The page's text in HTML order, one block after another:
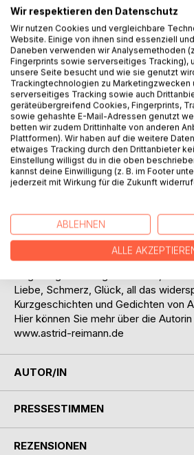
Auf die Merkliste
Titel bewerten
BESCHREIBUNG
Warum "Zurück im Fundbüro der
welches die Autorin 2004 im
längst vergriffen. Nun legt sie eine
und neuen Texten, bei dem natürlich
Eltern kommen" und "Fundbüro der
Liebe, Schmerz, Glück, all das
Kurzgeschichten und Gedichten von
Hier können Sie mehr über die
www.astrid-reimann.de
AUTOR/IN
PRESSESTIMMEN
REZENSIONEN
Wir respektieren den Datenschutz
Wir nutzen Cookies und vergleichbare
Website. Einige von ihnen sind essenziell
Daneben verwenden wir Analysemethoden
Fingerprints sowie serverseitiges Tracking),
unsere Seite besucht und wie sie genutzt
Trackingtechnologien zu Marketingzwecken
serverseitiges Tracking sowie auch
geräteübergreifend Cookies, Fingerprints,
sowie gehashte E-Mail-Adressen genutzt
betten wir zudem Drittinhalte von anderen
Plattformen). Wir haben auf die weitere
etwaiges Tracking durch den Drittanbieter
Einstellung willigst du in die oben
kannst deine Einwilligung (z. B. im Footer
jederzeit mit Wirkung für die Zukunft
ABLEHNEN
ALLE